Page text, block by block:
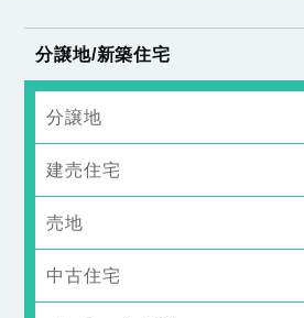
分譲地/新築住宅
分譲地
建売住宅
売地
中古住宅